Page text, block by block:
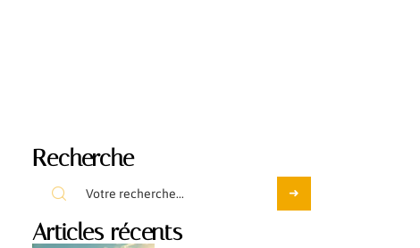
Recherche
Articles récents